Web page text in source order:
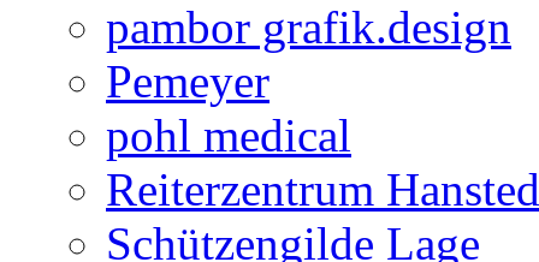
pambor grafik.design
Pemeyer
pohl medical
Reiterzentrum
Schützengilde Lage